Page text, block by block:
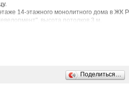
14-этажного монолитного дома в ЖК
высота потолков 3 м.
парковка с охраной.
Поделиться…